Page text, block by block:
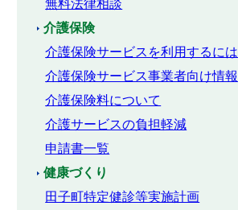
無料法律相談
介護保険
介護保険サービスを利用するには
介護保険サービス事業者向け情報
介護保険料について
介護サービスの負担軽減
申請書一覧
健康づくり
田子町特定健診等実施計画